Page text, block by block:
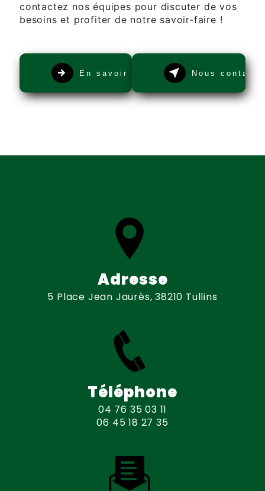
contactez nos équipes pour discuter de vos
besoins et profiter de notre savoir-faire !
En savoir plus Nous
Adresse
5 Place Jean Jaurès, 38210 Tullins
Téléphone
04 76 35 03 11
06 45 18 27 35